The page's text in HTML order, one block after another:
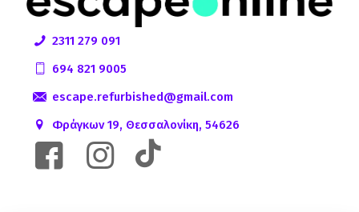
2311 279 091
694 821 9005
escape.refurbished@gmail.com
Φράγκων 19, Θεσσαλονίκη, 54626